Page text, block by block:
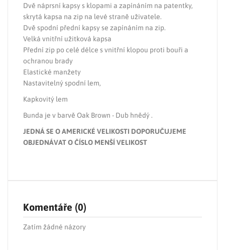
Dvě náprsní kapsy s klopami a zapínáním na patentky,
skrytá kapsa na zip na levé straně uživatele.
Dvě spodní přední kapsy se zapínáním na zip.
Velká vnitřní užitková kapsa
Přední zip po celé délce s vnitřní klopou proti bouři a
ochranou brady
Elastické manžety
Nastavitelný spodní lem,
Kapkovitý lem
Bunda je v barvě Oak Brown - Dub hnědý .
JEDNÁ SE O AMERICKÉ VELIKOSTI DOPORUČUJEME
OBJEDNÁVAT O ČÍSLO MENŠÍ VELIKOST
Komentáře (0)
Zatím žádné názory